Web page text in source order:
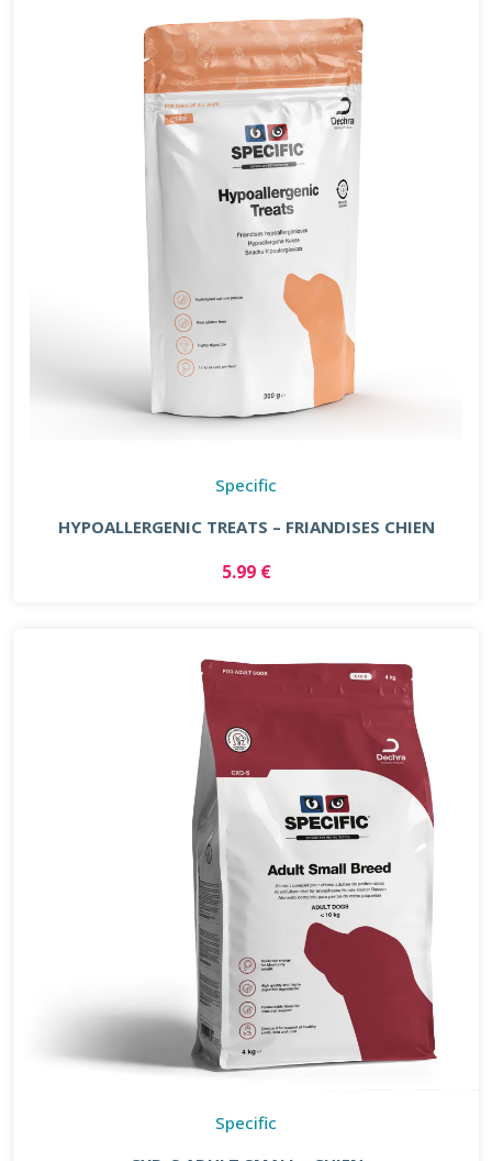
Specific
HYPOALLERGENIC TREATS – FRIANDISES CHIEN
5.99 €
Specific